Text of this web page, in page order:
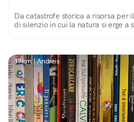
Da catastrofe storica a risorsa per
di silenzio in cui la natura si erge a
17km | Andreis